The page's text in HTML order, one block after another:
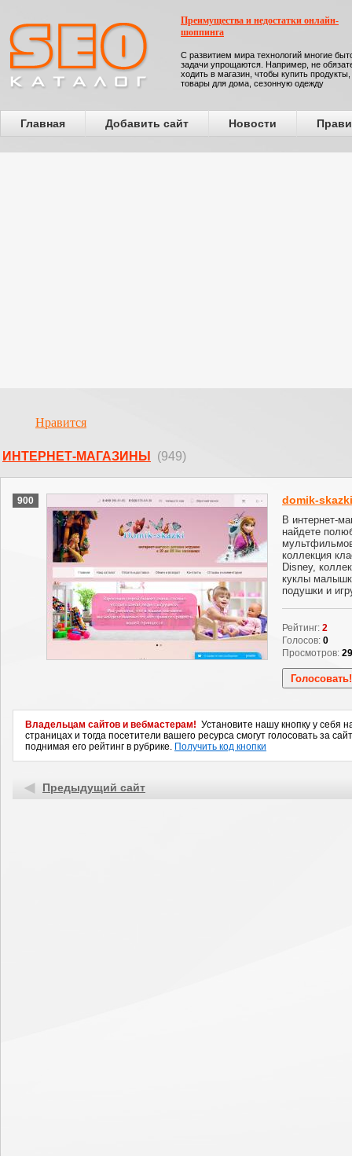
Преимущества и недостатки онлайн-
шоппинга
С развитием мира технологий многие
задачи упрощаются. Например, не
ходить в магазин, чтобы купить продукты,
товары для дома, сезонную одежду
Главная Добавить сайт Новости
Нравится
ИНТЕРНЕТ-МАГАЗИНЫ (949)
900 domik-
В интернет-
найдете
коллекция
Disney,
куклы
подушки и
Рейтинг: 2
Голосов: 0
Просмотров:
Владельцам сайтов и вебмастерам! Установите нашу кнопку у себя
страницах и тогда посетители вашего ресурса смогут голосовать за
поднимая его рейтинг в рубрике. Получить код кнопки
Предыдущий сайт